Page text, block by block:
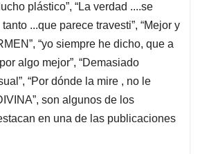
plástico”, “La verdad ....se
...que parece travesti”, “Mejor y
“yo siempre he dicho, que a
algo mejor”, “Demasiado
“Por dónde la mire , no le
son algunos de los
en una de las publicaciones